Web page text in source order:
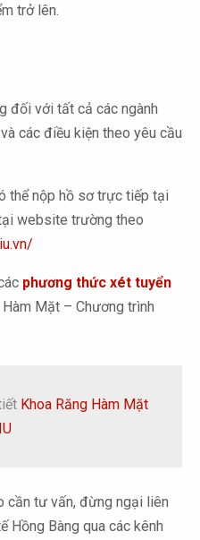
trở lên.
đối với tất cả các ngành
các điều kiện theo yêu cầu
thể nộp hồ sơ trực tiếp tại
website trường theo
phương thức xét tuyển
Mặt – Chương trình
Khoa Răng Hàm Mặt
cần tư vấn, đừng ngại liên
Hồng Bàng qua các kênh